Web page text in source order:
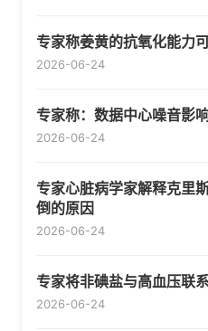
专家称姜黄的抗氧化能力
2026-06-24
专家称：数据中心噪音影
2026-06-24
专家心脏病学家解释克里
倒的原因
2026-06-24
专家将非碘盐与高血压联
2026-06-24